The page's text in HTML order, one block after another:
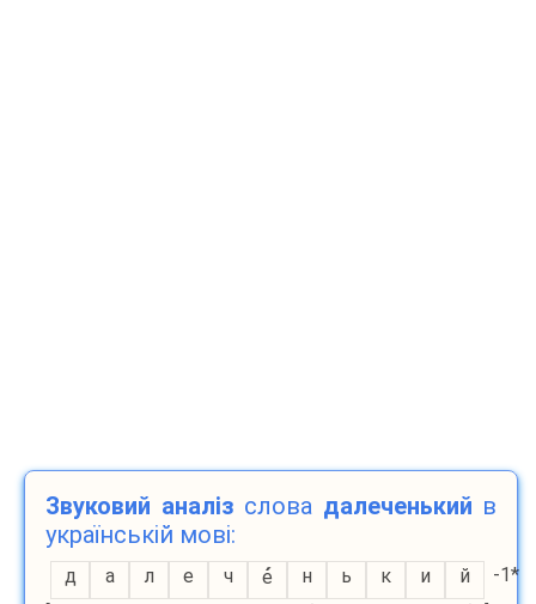
Звуковий аналіз слова далеченький в
українській мові:
д а л е ч е н ь к и й
-1*